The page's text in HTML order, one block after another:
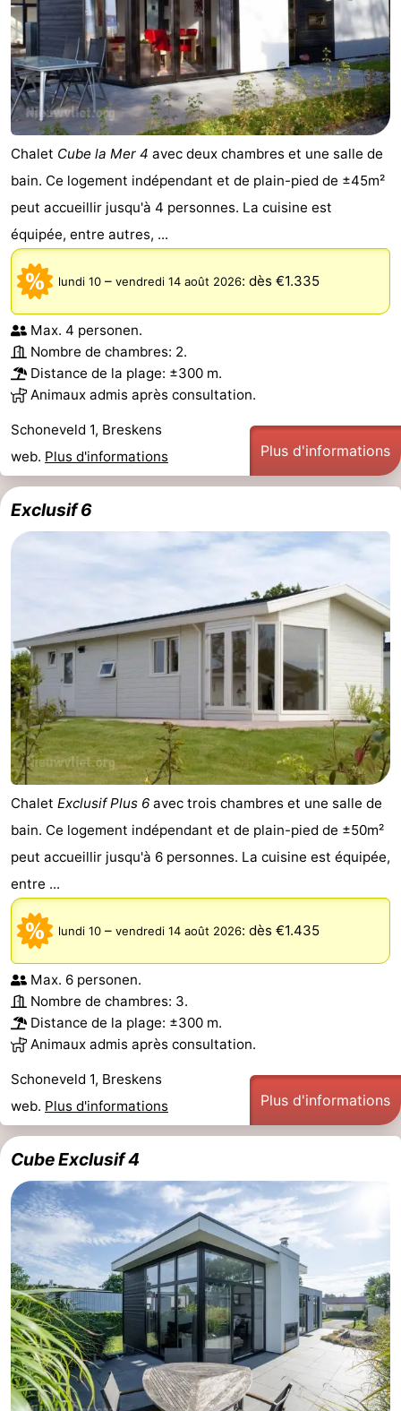
Chalet Cube la Mer 4 avec deux chambres et une salle de
bain. Ce logement indépendant et de plain-pied de ±45m²
peut accueillir jusqu'à 4 personnes. La cuisine est
équipée, entre autres, ...
lundi 10 – vendredi 14 août 2026: dès €1.335
Max. 4 personen.
Nombre de chambres: 2.
Distance de la plage: ±300 m.
Animaux admis après consultation.
Schoneveld 1, Breskens
web. Plus d'informations Plus d'informations
Exclusif 6
Chalet Exclusif Plus 6 avec trois chambres et une salle de
bain. Ce logement indépendant et de plain-pied de ±50m²
peut accueillir jusqu'à 6 personnes. La cuisine est équipée,
entre ...
lundi 10 – vendredi 14 août 2026: dès €1.435
Max. 6 personen.
Nombre de chambres: 3.
Distance de la plage: ±300 m.
Animaux admis après consultation.
Schoneveld 1, Breskens
web. Plus d'informations Plus d'informations
Cube Exclusif 4